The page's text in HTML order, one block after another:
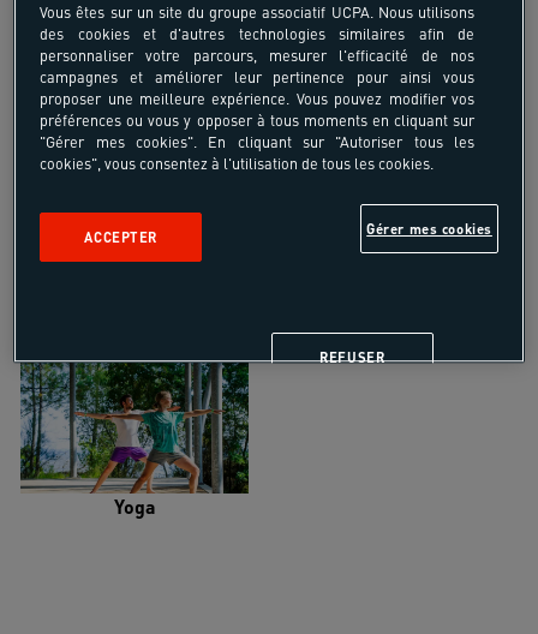
Trail Trek-Randonnée pédestre
Vélo de randonnée
Yoga
Vous êtes sur un site du groupe associatif UCPA. Nous utilisons
des cookies et d'autres technologies similaires afin de
personnaliser votre parcours, mesurer l'efficacité de nos
campagnes et améliorer leur pertinence pour ainsi vous
proposer une meilleure expérience. Vous pouvez modifier vos
préférences ou vous y opposer à tous moments en cliquant sur
"Gérer mes cookies". En cliquant sur "Autoriser tous les
cookies", vous consentez à l'utilisation de tous les cookies.
Gérer mes cookies
REFUSER
ACCEPTER